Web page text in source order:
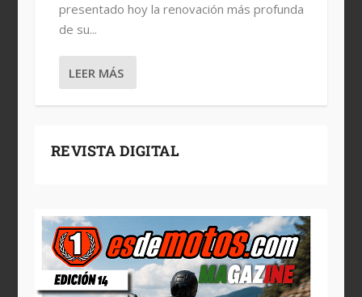
presentado hoy la renovación más profunda
de su...
LEER MÁS
REVISTA DIGITAL